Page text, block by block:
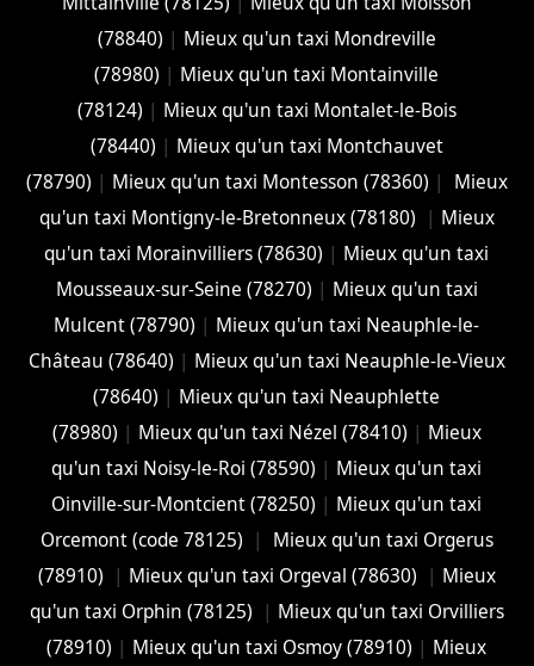
(78840) | Mieux qu'un taxi Mondreville
(78980) | Mieux qu'un taxi Montainville
(78124) | Mieux qu'un taxi Montalet-le-Bois
(78440) | Mieux qu'un taxi Montchauvet
(78790) | Mieux qu'un taxi Montesson (78360) |
Mieux
qu'un taxi Montigny-le-Bretonneux (78180)
| Mieux
qu'un taxi Morainvilliers (78630) | Mieux qu'un taxi
Mousseaux-sur-Seine (78270) | Mieux qu'un taxi
Mulcent (78790) | Mieux qu'un taxi Neauphle-le-
Château (78640) | Mieux qu'un taxi Neauphle-le-Vieux
(78640) | Mieux qu'un taxi Neauphlette
(78980) | Mieux qu'un taxi Nézel (78410) | Mieux
qu'un taxi Noisy-le-Roi (78590) | Mieux qu'un taxi
Oinville-sur-Montcient (78250) | Mieux qu'un taxi
Orcemont (code 78125)
|
Mieux qu'un taxi Orgerus
(78910)
| Mieux qu'un taxi Orgeval (78630) | Mieux
qu'un taxi Orphin (78125)
| Mieux qu'un taxi Orvilliers
(78910) | Mieux qu'un taxi Osmoy (78910) | Mieux